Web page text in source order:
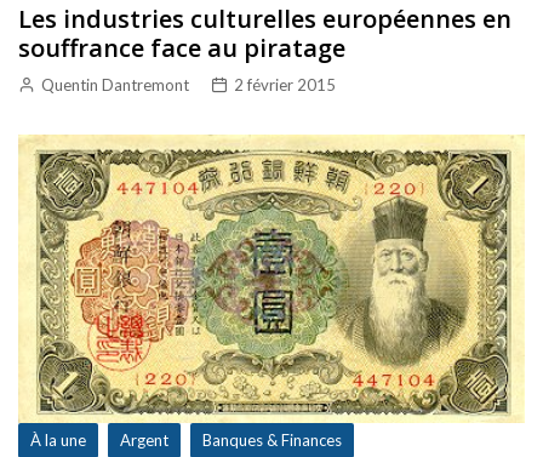
Les industries culturelles européennes en
souffrance face au piratage
Quentin Dantremont 2 février 2015
À la une Argent Banques & Finances